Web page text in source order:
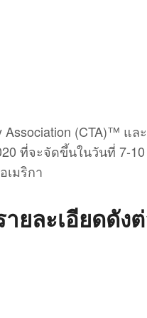
Association (CTA)™ และ
ที่จะจัดขึ้นในวันที่ 7-10
เมริกา
ยละเอียดดัง